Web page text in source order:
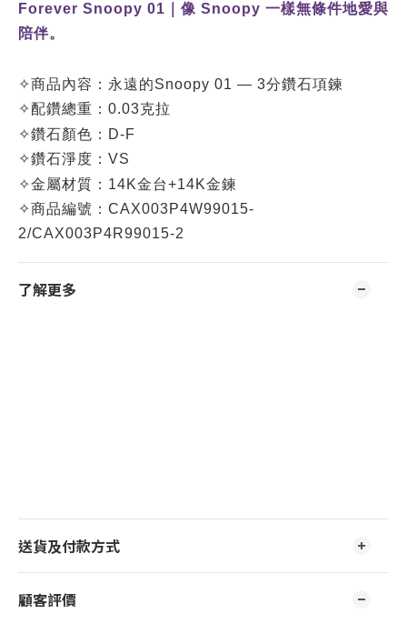
Forever Snoopy 01
像 Snoopy 一樣無條件地愛與
陪伴。
✧商品內容： 永遠的Snoopy 01 — 3分鑽石項鍊
✧配鑽總重：0.03克拉
✧鑽石顏色：D-F
✧鑽石淨度：VS
✧金屬材質：14K金台+14K金鍊
✧商品編號： CAX003P4W99015-
2/CAX003P4R99015-2
了解更多
送貨及付款方式
顧客評價